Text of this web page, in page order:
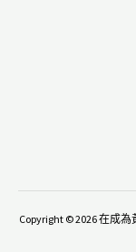
Copyright © 2026 在成